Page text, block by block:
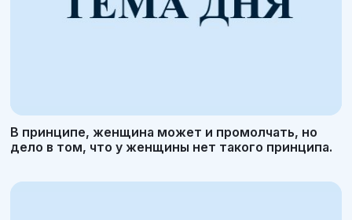
В принципе, женщина может и промолчать, но
дело в том, что у женщины нет такого принципа.